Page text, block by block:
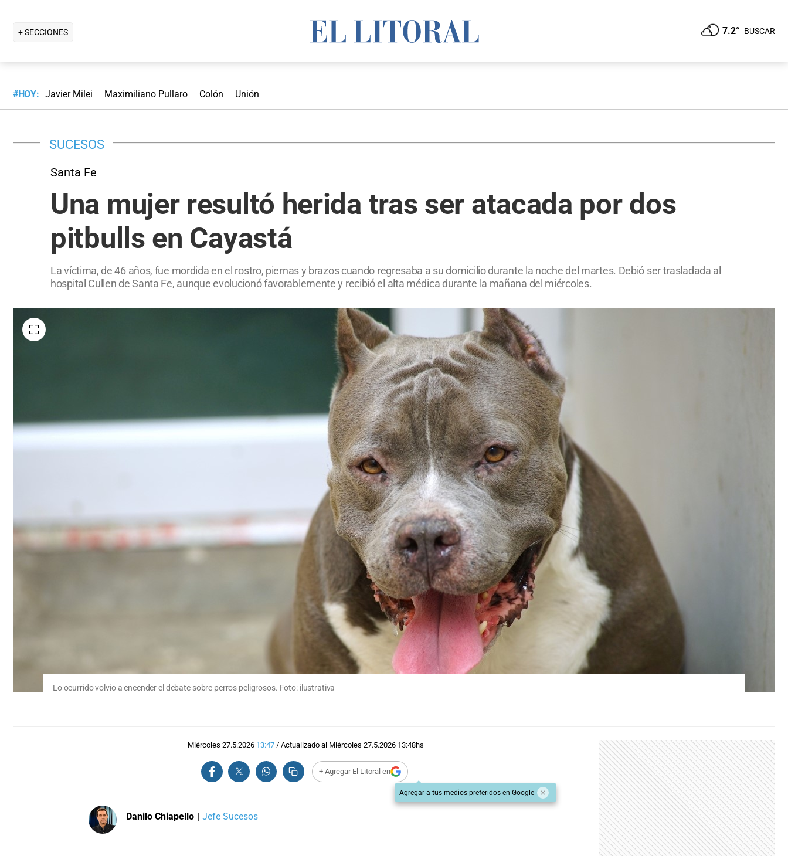
+ SECCIONES 7.2° BUSCAR
#HOY: Javier Milei Maximiliano Pullaro Colón Unión
SUCESOS
Santa Fe
Una mujer resultó herida tras ser atacada por dos
pitbulls en Cayastá
La víctima, de 46 años, fue mordida en el rostro, piernas y brazos cuando regresaba a su domicilio durante la noche del martes. Debió ser trasladada al
hospital Cullen de Santa Fe, aunque evolucionó favorablemente y recibió el alta médica durante la mañana del miércoles.
Lo ocurrido volvio a encender el debate sobre perros peligrosos. Foto: ilustrativa
Miércoles 27.5.2026 13:47/ Actualizado al Miércoles 27.5.2026 13:48hs
+ Agregar El Litoral en
Agregar a tus medios preferidos en Google
Danilo Chiapello | Jefe Sucesos